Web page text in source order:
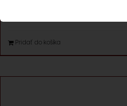
Pridať do košíka